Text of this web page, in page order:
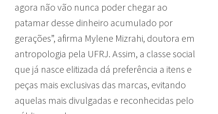
agora não vão nunca poder chegar ao
patamar desse dinheiro acumulado por
gerações”, afirma Mylene Mizrahi, doutora em
antropologia pela UFRJ. Assim, a classe social
que já nasce elitizada dá preferência a itens e
peças mais exclusivas das marcas, evitando
aquelas mais divulgadas e reconhecidas pelo